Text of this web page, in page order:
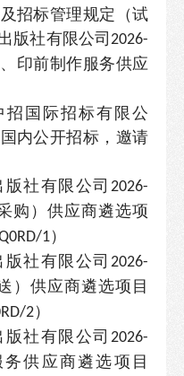
招标管理规定（试
版社有限公司 2026-
印前制作服务供应
国际招标有限公
内公开招标，邀请
社有限公司 2026-
购）供应商遴选项
1）
社有限公司 2026-
）供应商遴选项目
2）
社有限公司 2026-
供应商遴选项目